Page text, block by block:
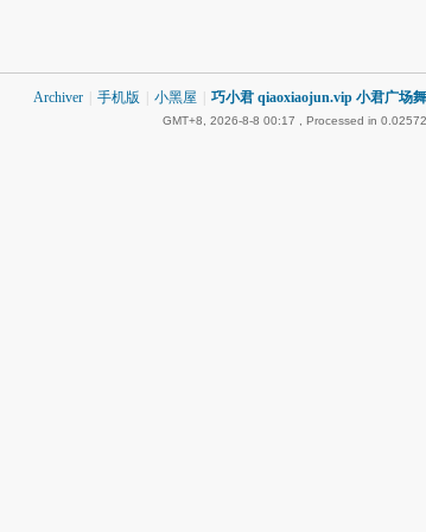
Archiver 手机版 小黑屋 巧小君 qiaoxiaojun.vip 小君广场
GMT+8, 2026-8-8 00:17 , Processed in